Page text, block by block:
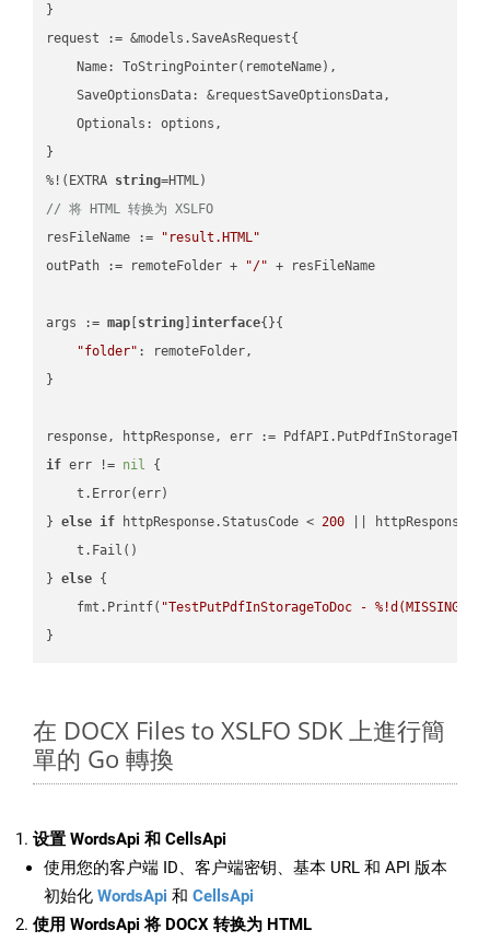
}
request := &models.SaveAsRequest{
    Name: ToStringPointer(remoteName),
    SaveOptionsData: &requestSaveOptionsData,
    Optionals: options,
}
%!(EXTRA string
// 将 HTML 转换为 XSLFO
resFileName :=
"result.HTML"
outPath := remoteFolder +
"/" + resFileName
args := map string ]interface{}{
"folder" : remoteFolder,
}
if err != nil {
    t.Error(err)
} else if httpResponse.StatusCode < 200 ||
    t.Fail()
} else {
    fmt.Printf(
"TestPutPdfInStorageToDoc - %!d(MISSING)\n"
在 DOCX Files to XSLFO SDK 上進行簡
單的 Go 轉換
设置 WordsApi 和 CellsApi
使用您的客户端 ID、客户端密钥、基本 URL 和 API 版本
初始化 WordsApi 和 CellsApi
使用 WordsApi 将 DOCX 转换为 HTML